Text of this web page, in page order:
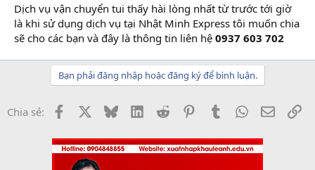
Dịch vụ vận chuyển tui thấy hài lòng nhất từ trước tới giờ
là khi sử dụng dịch vụ tại Nhật Minh Express tôi muốn chia
sẽ cho các bạn và đây là thông tin liên hệ 0937 603 702
Bạn phải đăng nhập hoặc đăng ký để bình luận.
Chia sẻ: Facebook BlueskyLinkedInReddit PinterestTumblrWhatsApp
Email